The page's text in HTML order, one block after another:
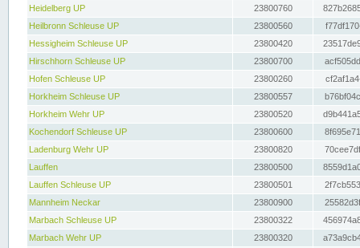
Heidelberg UP
23800760
Heilbronn Schleuse UP
23800560
Hessigheim Schleuse UP
23800420
Hirschhorn Schleuse UP
23800700
Hofen Schleuse UP
23800260
Horkheim Schleuse UP
23800557
Horkheim Wehr UP
23800520
Kochendorf Schleuse UP
23800600
Ladenburg Wehr UP
23800820
Lauffen
23800500
Lauffen Schleuse UP
23800501
Mannheim Neckar
23800900
Marbach Schleuse UP
23800322
Marbach Wehr UP
23800320